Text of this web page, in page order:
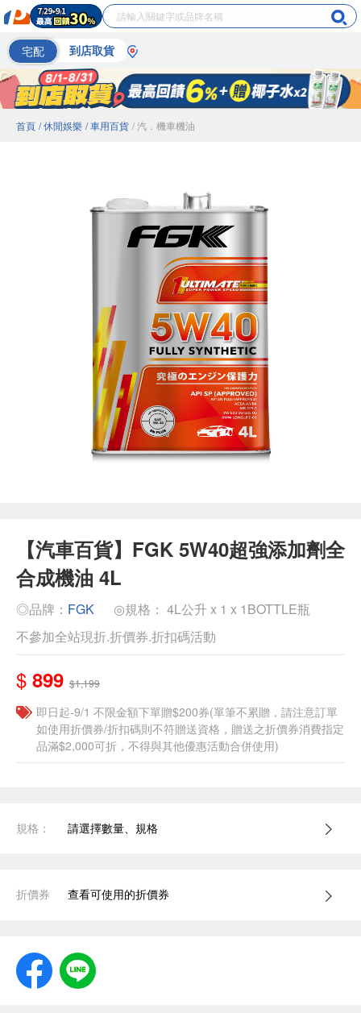
宅配 到店取貨
首頁 / 休閒娛樂 / 車用百貨 / 汽．機車機油
【汽車百貨】FGK 5W40超強添加劑全
合成機油 4L
◎品牌： FGK
◎規格： 4L公升 x 1 x 1BOTTLE瓶
不參加全站現折.折價券.折扣碼活動
$ 899 $1,199
即日起-9/1 不限金額下單贈$200券(單筆不累贈，請注意訂單
如使用折價券/折扣碼則不符贈送資格，贈送之折價券消費指定
品滿$2,000可折，不得與其他優惠活動合併使用)
規格： 請選擇數量、規格
折價券 查看可使用的折價券